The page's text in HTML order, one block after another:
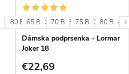
80 B 80 C 85 B 85 C +
65 B 70 B 75 B 80 B
Dámska podprsenka - Lormar
Joker 18
€22,69